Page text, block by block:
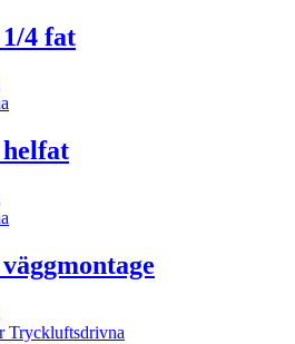
4 fat
Tryckluftsdrivna